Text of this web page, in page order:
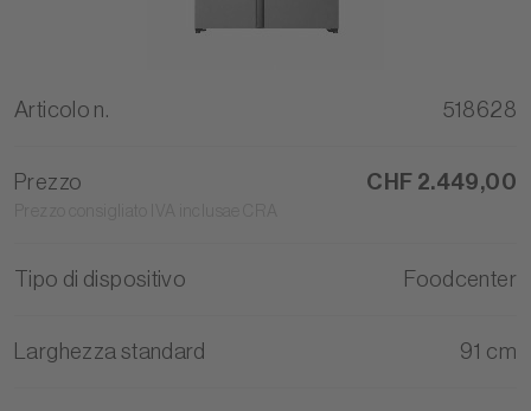
Articolo n. 518628
Prezzo CHF 2.449,00
Tipo di dispositivo Foodcenter
Larghezza standard 91 cm